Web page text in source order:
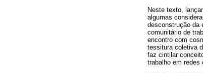
Neste texto,
algumas
desconstrução da
comunitário de
encontro com
tessitura coletiva
faz cintilar
trabalho em redes